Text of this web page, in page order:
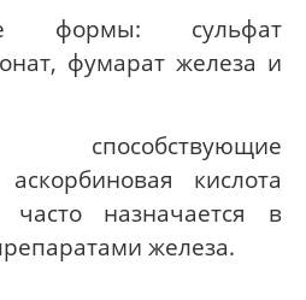
формы: сульфат
фумарат железа и
кислота
назначается в
железа.